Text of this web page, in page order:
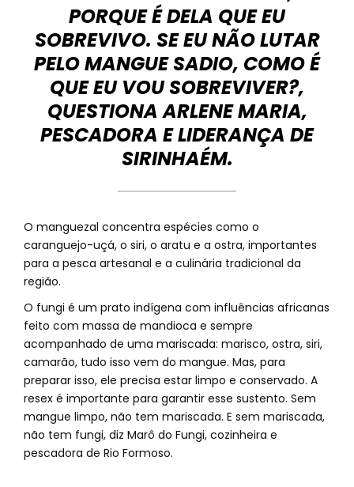
PORQUE É DELA QUE EU
SOBREVIVO. SE EU NÃO LUTAR
PELO MANGUE SADIO, COMO É
QUE EU VOU SOBREVIVER?,
QUESTIONA ARLENE MARIA,
PESCADORA E LIDERANÇA DE
SIRINHAÉM.
O manguezal concentra espécies como o
caranguejo-uçá, o siri, o aratu e a ostra, importantes
para a pesca artesanal e a culinária tradicional da
região.
O fungi é um prato indígena com influências africanas
feito com massa de mandioca e sempre
acompanhado de uma mariscada: marisco, ostra, siri,
camarão, tudo isso vem do mangue. Mas, para
preparar isso, ele precisa estar limpo e conservado. A
resex é importante para garantir esse sustento. Sem
mangue limpo, não tem mariscada. E sem mariscada,
não tem fungi, diz Marô do Fungi, cozinheira e
pescadora de Rio Formoso.